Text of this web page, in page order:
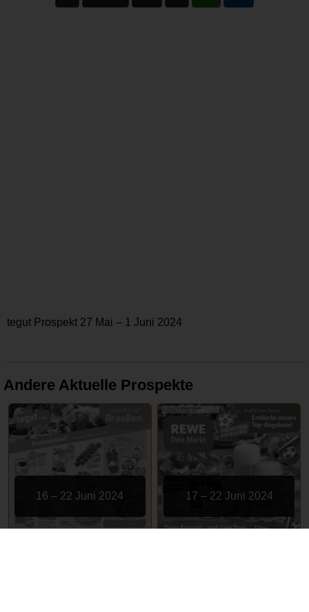
tegut Prospekt 27 Mai – 1 Juni 2024
Andere Aktuelle Prospekte
16 – 22 Juni 2024 17 – 22 Juni 2024